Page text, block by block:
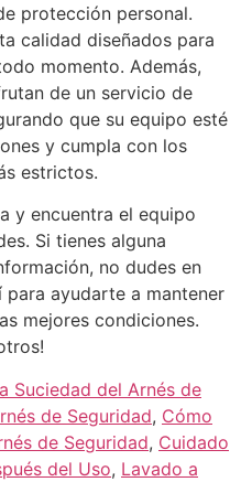
protección personal.
calidad diseñados para
momento. Además,
de un servicio de
que su equipo esté
y cumpla con los
estrictos.
y encuentra el equipo
Si tienes alguna
no dudes en
ayudarte a mantener
mejores condiciones.
Suciedad del Arnés de
de Seguridad, Cómo
de Seguridad, Cuidado
del Uso, Lavado a